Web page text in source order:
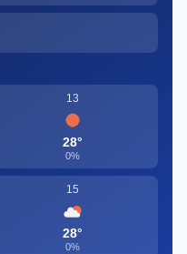
13
28°
0%
15
28°
0%